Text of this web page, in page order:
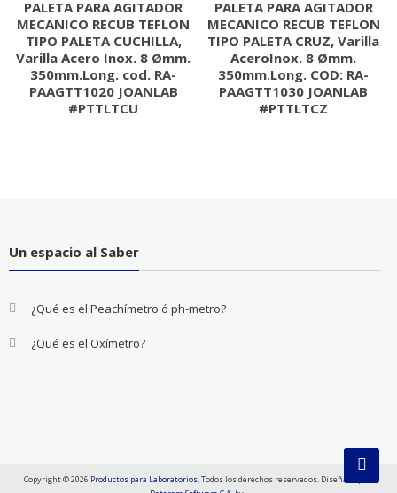
PALETA PARA AGITADOR
MECANICO RECUB TEFLON
TIPO PALETA CUCHILLA,
Varilla Acero Inox. 8 Ømm.
350mm.Long. cod. RA-
PAAGTT1020 JOANLAB
#PTTLTCU
PALETA PARA AGITADOR
MECANICO RECUB TEFLON
TIPO PALETA CRUZ, Varilla
AceroInox. 8 Ømm.
350mm.Long. COD: RA-
PAAGTT1030 JOANLAB
#PTTLTCZ
Un espacio al Saber
¿Qué es el Peachímetro ó ph-metro?
¿Qué es el Oxímetro?
Copyright © 2026 Productos para Laboratorios. Todos los derechos reservados. Diseñado por: